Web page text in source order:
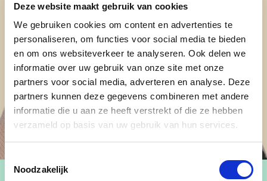
Deze website maakt gebruik van cookies
We gebruiken cookies om content en advertenties te
personaliseren, om functies voor social media te bieden
en om ons websiteverkeer te analyseren. Ook delen we
informatie over uw gebruik van onze site met onze
partners voor social media, adverteren en analyse. Deze
partners kunnen deze gegevens combineren met andere
informatie die u aan ze heeft verstrekt of die ze hebben
verzameld op basis van uw gebruik van hun services.
Toestemmingsselectie
Noodzakelijk